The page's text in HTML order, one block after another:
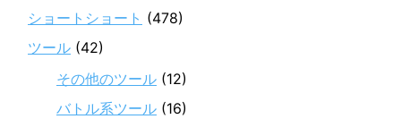
ショートショート (478)
ツール (42)
その他のツール (12)
バトル系ツール (16)